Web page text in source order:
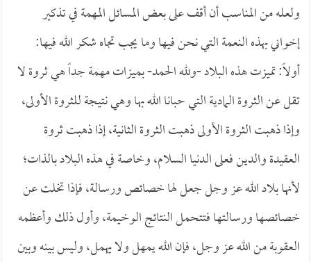
ولعله من المناسب أن أقف على بعض المسائل المهمة في تذكير
إخواني بهذه النعمة التي نحن فيها وما يجب تجاه شكر الله فيها:
أولاً: تميزت هذه البلاد -ولله الحمد- بميزات مهمة جداً هي ثروة لا
تقل عن الثروة المادية التي حبانا الله بها وهي نتيجة للثروة الأولى،
وإذا ذهبت الثروة الأولى ذهبت الثروة الثانية، إذا ذهبت ثروة
العقيدة والدين فعلى الدنيا السلام، وخاصة في هذه البلاد بالذات؛
لأنها بلاد الله عز وجل جعل لها خصائص ورسالة، فإذا تخلت عن
خصائصها ورسالتها فتتحمل النتائج الوخيمة، وأول ذلك وأعظمه
العقوبة من الله عز وجل، فإن الله يمهل ولا يهمل، وليس بينه وبين